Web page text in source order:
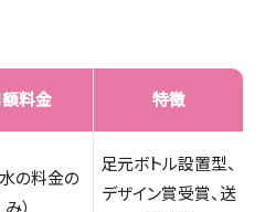
料金 特徴
の料金の
み）
足元ボトル設置型、
デザイン賞受賞、送